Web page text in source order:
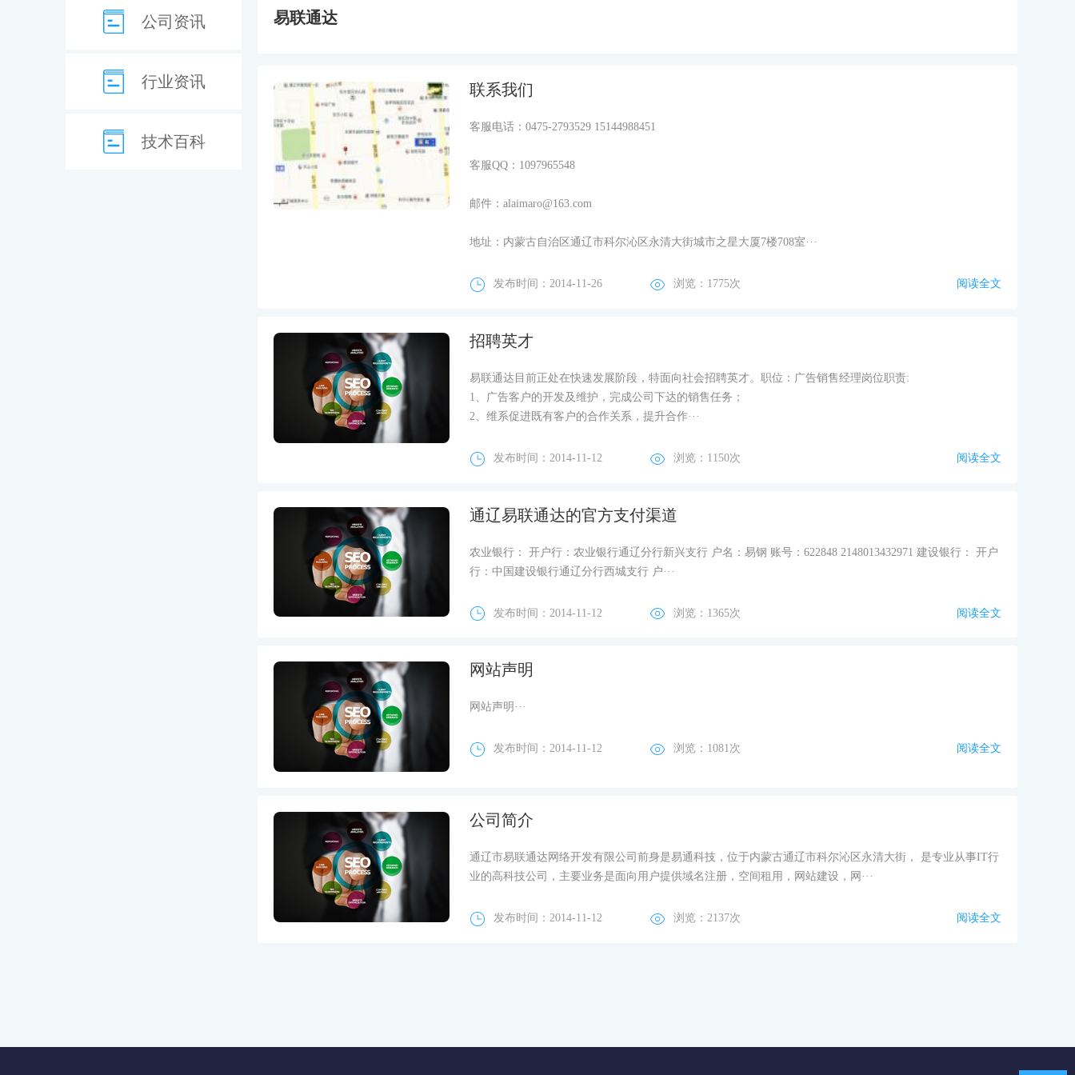
公司资讯
行业资讯
技术百科
易联通达
联系我们
客服电话：0475-2793529 15144988451
客服QQ：1097965548
邮件：alaimaro@163.com
地址：内蒙古自治区通辽市科尔沁区永清大街城市之星大厦7楼708室···
发布时间：2014-11-26 浏览： 1775次 阅读全文
招聘英才
易联通达目前正处在快速发展阶段，特面向社会招聘英才。职位：广告销售经理岗位职责:
1、广告客户的开发及维护，完成公司下达的销售任务；
2、维系促进既有客户的合作关系，提升合作···
发布时间：2014-11-12 浏览： 1150次 阅读全文
通辽易联通达的官方支付渠道
农业银行： 开户行：农业银行通辽分行新兴支行 户名：易钢 账号：622848 2148013432971 建设银行： 开户
行：中国建设银行通辽分行西城支行 户···
发布时间：2014-11-12 浏览： 1365次 阅读全文
网站声明
网站声明···
发布时间：2014-11-12 浏览： 1081次 阅读全文
公司简介
通辽市易联通达网络开发有限公司前身是易通科技，位于内蒙古通辽市科尔沁区永清大街， 是专业从事IT行
业的高科技公司，主要业务是面向用户提供域名注册，空间租用，网站建设，网···
发布时间：2014-11-12 浏览： 2137次 阅读全文